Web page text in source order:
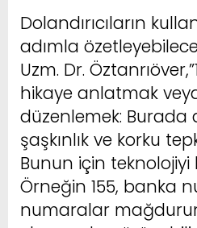
Dolandırıcıların
adımla
Uzm. Dr.
hikaye anlatmak
düzenlemek: Burada
şaşkınlık ve korku
Bunun için
Örneğin 155, banka
numaralar